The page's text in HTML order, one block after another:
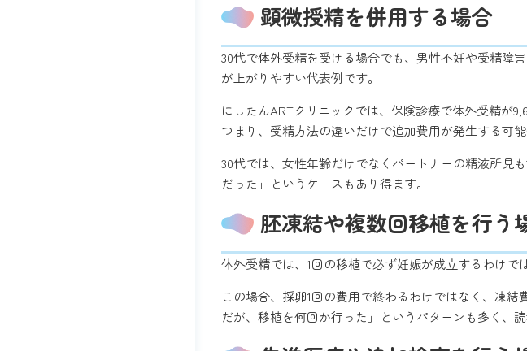
顕微授精を併用する場合
30代で体外受精を受ける場合でも、男性不妊や受精障
が上がりやすい代表例です。
にしたんARTクリニックでは、保険診療で体外受精が
つまり、受精方法の違いだけで追加費用が発生する可
30代では、女性年齢だけでなくパートナーの精液所見
だった」というケースもあり得ます。
胚凍結や複数回移植を行う
体外受精では、1回の移植で必ず妊娠が成立するわけ
この場合、採卵1回の費用で終わるわけではなく、凍
だが、移植を何回か行った」というパターンも多く、